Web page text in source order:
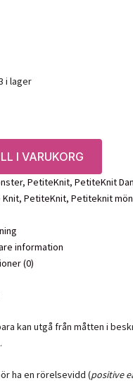
i lager
I VARUKORG
, PetiteKnit, PetiteKnit
, PetiteKnit, Petiteknit
information
(0)
kan utgå från måtten i
ha en rörelsevidd (positive